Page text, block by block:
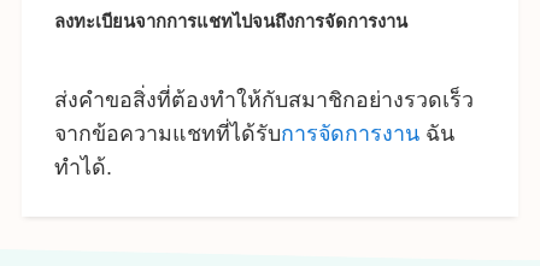
ลงทะเบียนจากการแชทไปจนถึงการจัดการงาน
ส่งคำขอสิ่งที่ต้องทำให้กับสมาชิกอย่างรวดเร็ว
จากข้อความแชทที่ได้รับการจัดการงานฉัน
ทำได้.